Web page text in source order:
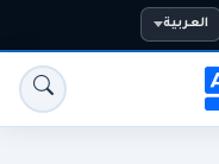
العربية